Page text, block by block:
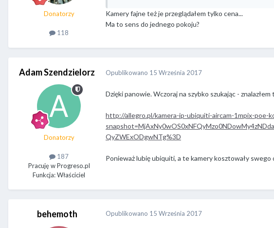
Donatorzy
118
Kamery fajne też je przeglądałem tylko cena...
Ma to sens do jednego pokoju?
Adam Szendzielorz
Donatorzy
187
Pracuję w Progreso.pl
Funkcja: Właściciel
Opublikowano 15 Września 2017
Dzięki panowie. Wczoraj na szybko szukając -
http://allegro.pl/kamera-ip-ubiquiti-aircam-1mpix-poe-
QyZWExODgwNTg%3D
Ponieważ lubię ubiquiti, a te kamery kosztowały swego
behemoth Opublikowano 15 Września 2017